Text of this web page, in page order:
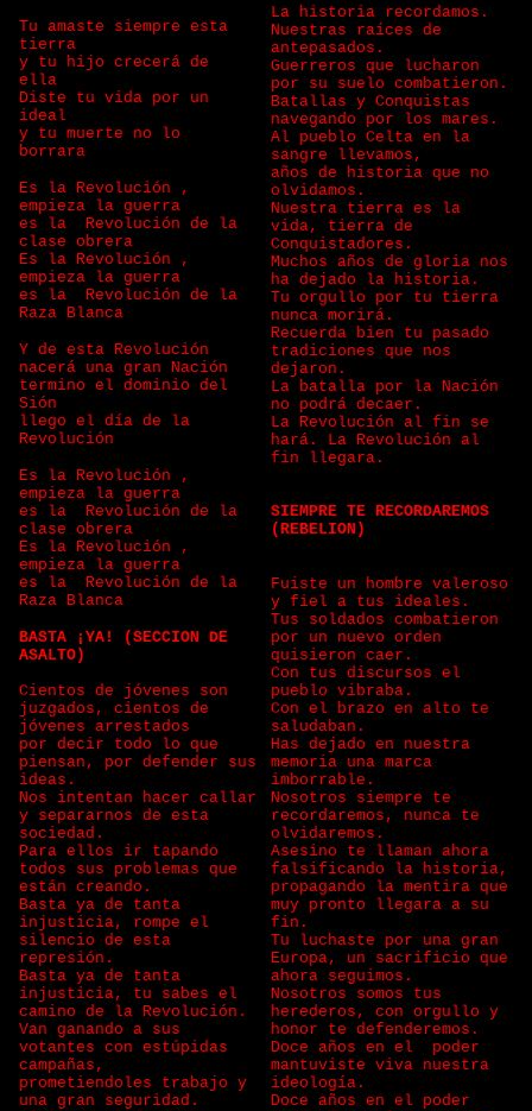
Tu amaste siempre esta
tierra
y tu hijo crecerá de
ella
Diste tu vida por un
ideal
y tu muerte no lo
borrara
Es la Revolución ,
empieza la guerra
es la Revolución de la
clase obrera
Es la Revolución ,
empieza la guerra
es la Revolución de la
Raza Blanca
Y de esta Revolución
nacerá una gran Nación
termino el dominio del
Sión
llego el día de la
Revolución
Es la Revolución ,
empieza la guerra
es la Revolución de la
clase obrera
Es la Revolución ,
empieza la guerra
es la Revolución de la
Raza Blanca
BASTA ¡YA! (SECCION DE
ASALTO)
Cientos de jóvenes son
juzgados, cientos de
jóvenes arrestados
por decir todo lo que
piensan, por defender sus
ideas.
Nos intentan hacer callar
y separarnos de esta
sociedad.
Para ellos ir tapando
todos sus problemas que
están creando.
Basta ya de tanta
injusticia, rompe el
silencio de esta
represión.
Basta ya de tanta
injusticia, tu sabes el
camino de la Revolución.
Van ganando a sus
votantes con estúpidas
campañas,
prometiendoles trabajo y
una gran seguridad.
La historia recordamos.
Nuestras raíces de
antepasados.
Guerreros que lucharon
por su suelo combatieron.
Batallas y Conquistas
navegando por los mares.
Al pueblo Celta en la
sangre llevamos,
años de historia que no
olvidamos.
Nuestra tierra es la
vida, tierra de
Conquistadores.
Muchos años de gloria nos
ha dejado la historia.
Tu orgullo por tu tierra
nunca morirá.
Recuerda bien tu pasado
tradiciones que nos
dejaron.
La batalla por la Nación
no podrá decaer.
La Revolución al fin se
hará. La Revolución al
fin llegara.
SIEMPRE TE RECORDAREMOS
(REBELION)
Fuiste un hombre valeroso
y fiel a tus ideales.
Tus soldados combatieron
por un nuevo orden
quisieron caer.
Con tus discursos el
pueblo vibraba.
Con el brazo en alto te
saludaban.
Has dejado en nuestra
memoria una marca
imborrable.
Nosotros siempre te
recordaremos, nunca te
olvidaremos.
Asesino te llaman ahora
falsificando la historia,
propagando la mentira que
muy pronto llegara a su
fin.
Tu luchaste por una gran
Europa, un sacrificio que
ahora seguimos.
Nosotros somos tus
herederos, con orgullo y
honor te defenderemos.
Doce años en el poder
mantuviste viva nuestra
ideología.
Doce años en el poder